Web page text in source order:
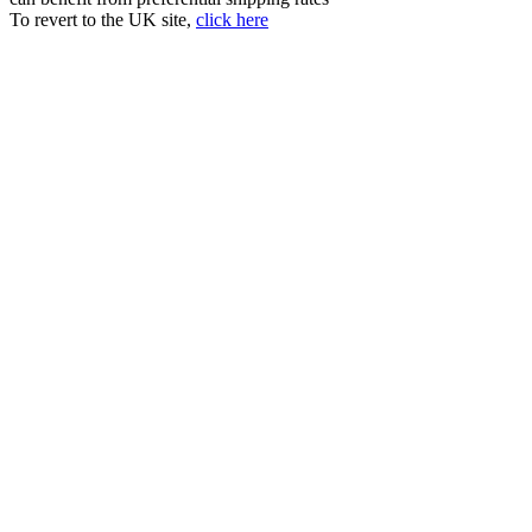
To revert to the UK site, click here